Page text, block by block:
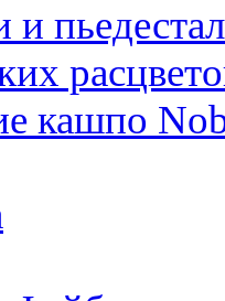
и
кашпо